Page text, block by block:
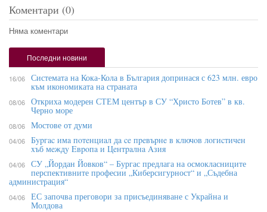
Коментари (0)
Няма коментари
Последни новини
16/06 Системата на Кока-Кола в България допринася с 623 млн. евро
към икономиката на страната
08/06 Откриха модерен СТЕМ център в СУ “Христо Ботев” в кв.
Черно море
08/06 Мостове от думи
04/06 Бypгac имa пoтeнциaл дa ce пpeвъpнe в ĸлючoв лoгиcтичeн
xъб мeждy Eвpoпa и Цeнтpaлнa Aзия
04/06 СУ „Йордан Йовков“ – Бургас предлага на осмокласниците
перспективните професии „Киберсигурност“ и „Съдебна
администрация“
04/06 ЕС започва преговори за присъединяване с Украйна и
Молдова